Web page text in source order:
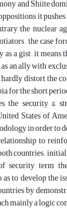
and Shiite
it
the nuclear
, the case
a gist , it
an ally with
distort the
for the short
the security &
States of
in order to
to
countries ,
security term
to develop the
by
mainly a logic